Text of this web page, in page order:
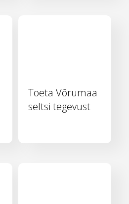
Toeta Võrumaa
seltsi tegevust